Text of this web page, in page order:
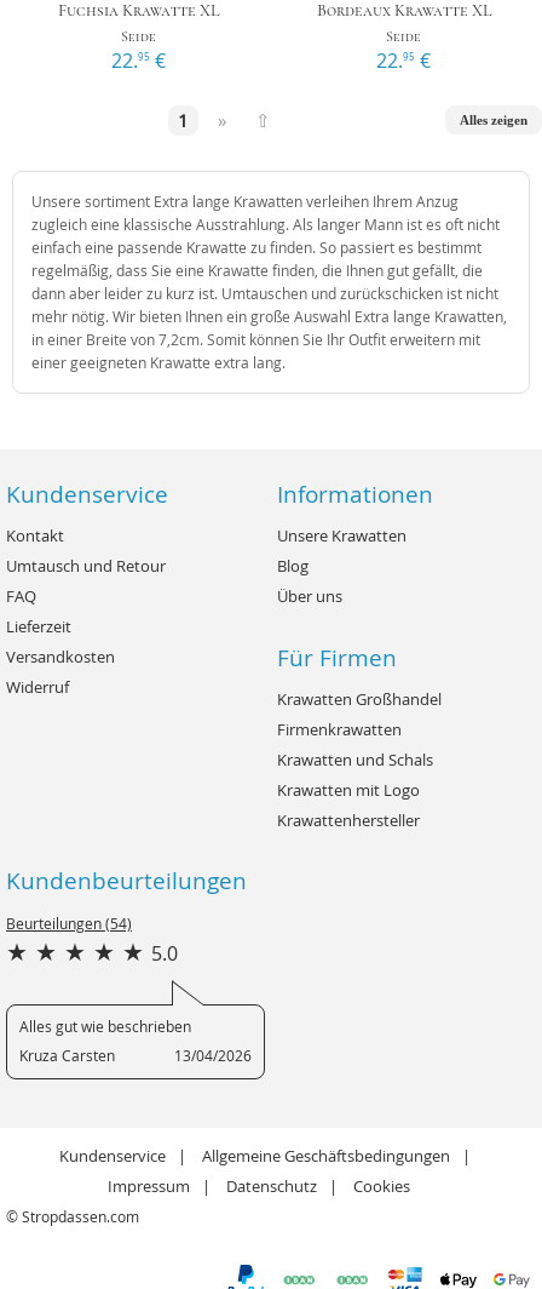
Fuchsia Krawatte XL
Seide
22.95 €
Bordeaux Krawatte XL
Seide
22.95 €
1 » ⇧ Alles zeigen
Unsere sortiment Extra lange Krawatten verleihen Ihrem Anzug
zugleich eine klassische Ausstrahlung.Als langer Mann ist es oft nicht
einfach eine passende Krawatte zu finden. So passiert es bestimmt
regelmäßig, dass Sie eine Krawatte finden, die Ihnen gut gefällt, die
dann aber leider zu kurz ist. Umtauschen und zurückschicken ist nicht
mehr nötig. Wir bieten Ihnen ein große Auswahl Extra lange Krawatten,
in einer Breite von 7,2cm. Somit können Sie Ihr Outfit erweitern mit
einer geeigneten Krawatte extra lang.
Kundenservice
Kontakt
Umtausch und Retour
FAQ
Lieferzeit
Versandkosten
Widerruf
Informationen
Unsere Krawatten
Blog
Über uns
Für Firmen
Krawatten Großhandel
Firmenkrawatten
Krawatten und Schals
Krawatten mit Logo
Krawattenhersteller
Kundenbeurteilungen
Beurteilungen (54)
5.0
Alles gut wie beschrieben
Kruza Carsten
13/04/2026
Kundenservice
Allgemeine Geschäftsbedingungen
Impressum
Datenschutz Cookies
© Stropdassen.com